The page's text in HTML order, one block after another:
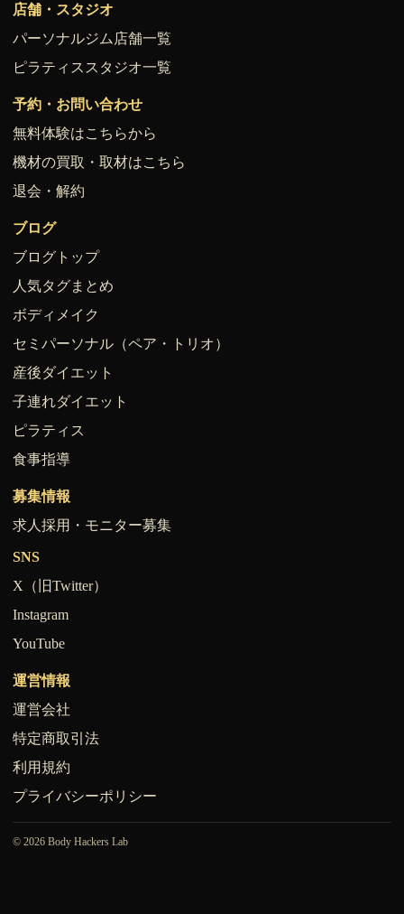
店舗・スタジオ
パーソナルジム店舗一覧
ピラティススタジオ一覧
予約・お問い合わせ
無料体験はこちらから
機材の買取・取材はこちら
退会・解約
ブログ
ブログトップ
人気タグまとめ
ボディメイク
セミパーソナル（ペア・トリオ）
産後ダイエット
子連れダイエット
ピラティス
食事指導
募集情報
求人採用・モニター募集
SNS
X（旧Twitter）
Instagram
YouTube
運営情報
運営会社
特定商取引法
利用規約
プライバシーポリシー
© 2026 Body Hackers Lab